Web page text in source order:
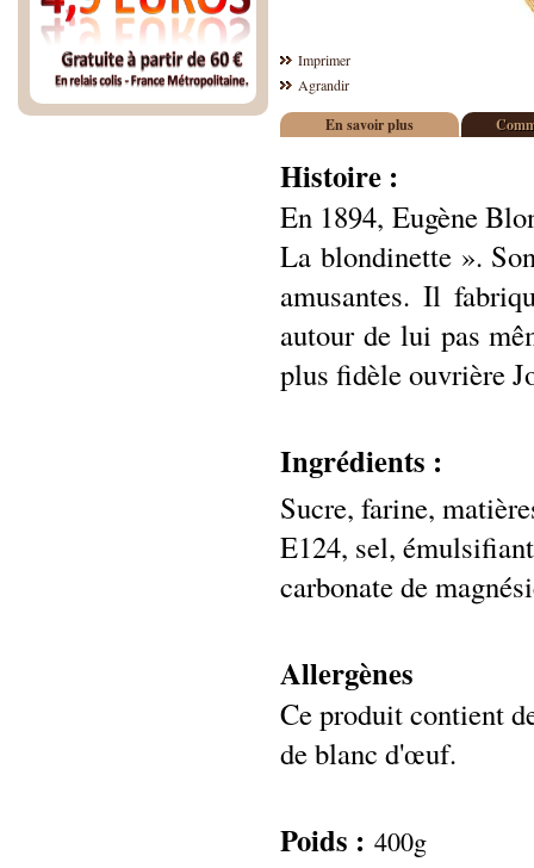
Imprimer
Agrandir
En savoir plus
Histoire :
En 1894, Eugène
La blondinette ».
amusantes. Il
autour de lui pas
plus fidèle ouvrière
Ingrédients :
Sucre, farine,
E124, sel,
carbonate de
Allergènes
Ce produit contient
de blanc d'œuf.
Poids : 400g